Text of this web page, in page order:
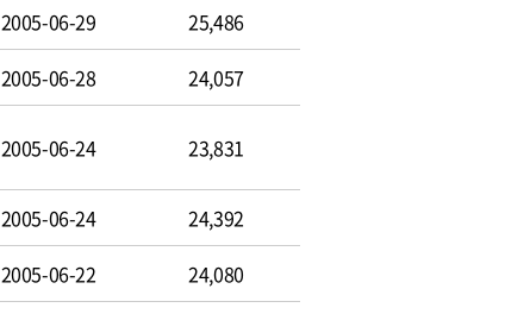
2005-06-29
25,486
2005-06-28 24,057
2005-06-24 23,831
2005-06-24
24,392
2005-06-22
24,080